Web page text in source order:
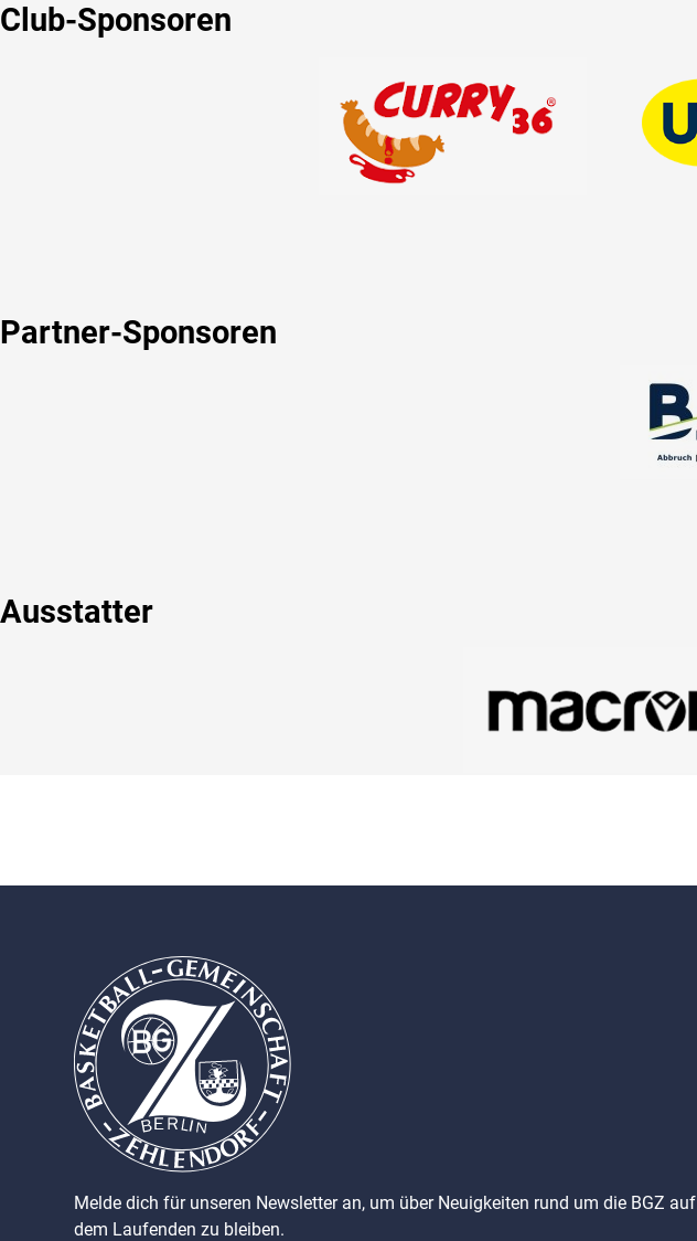
Club-Sponsoren
Partner-Sponsoren
Ausstatter
Melde dich für unseren Newsletter an, um über Neuigkeiten rund um die BGZ auf
dem Laufenden zu bleiben.